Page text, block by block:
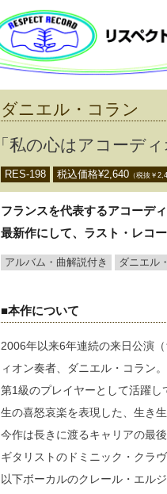
ダニエル・コラン
「私の心はアコーディ
RES-198 税込価格¥2,640 （税抜￥
フランスを代表するアコーデ
最新作にして、ラスト・レコ
アルバム・曲解説付き ダニエル
■本作について
2006年以来6年連続の来日公演
ィオン奏者、ダニエル・コラン
第1級のプレイヤーとして活躍
生の喜怒哀楽を表現した、生き
今作は長きに渡るキャリアの最
ギタリストのドミニック・クラ
以下ボーカルのクレール・エル